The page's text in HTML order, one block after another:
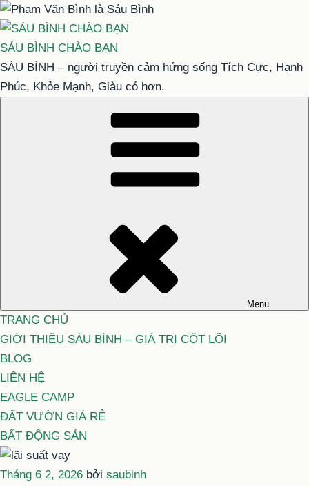
Chuyển
đến
phần
nội
dung
SÁU BÌNH CHÀO BẠN
SÁU BÌNH – người truyền cảm hứng sống Tích Cực, Hạnh
Phúc, Khỏe Mạnh, Giàu có hơn.
Menu
TRANG CHỦ
GIỚI THIỆU SÁU BÌNH – GIÁ TRỊ CỐT LÕI
BLOG
LIÊN HỆ
EAGLE CAMP
ĐẤT VƯỜN GIÁ RẺ
BẤT ĐỘNG SẢN
Đăng
Tháng 6 2, 2026 bởi saubinh